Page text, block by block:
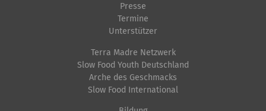
Presse
Termine
Unterstützer
Terra Madre Netzwerk
Slow Food Youth Deutschland
Arche des Geschmacks
Slow Food International